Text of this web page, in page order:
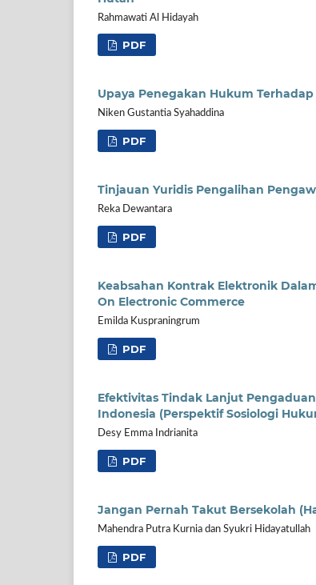
Rahmawati Al Hidayah
PDF
Upaya Penegakan Hukum
Niken Gustantia Syahaddina
PDF
Tinjauan Yuridis Pengalihan
Reka Dewantara
PDF
Keabsahan Kontrak Elektronik
On Electronic Commerce
Emilda Kuspraningrum
PDF
Efektivitas Tindak Lanjut
Indonesia (Perspektif Sosiologi
Desy Emma Indrianita
PDF
Jangan Pernah Takut Bersekolah
Mahendra Putra Kurnia dan Syukri Hidayatullah
PDF